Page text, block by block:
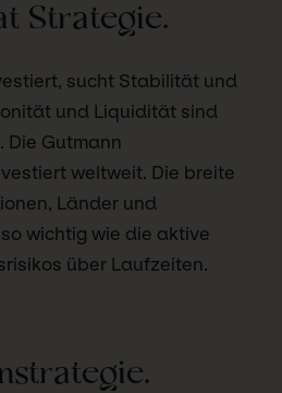
Strategie.
sucht Stabilität und
und Liquidität sind
Die Gutmann
weltweit. Die breite
Länder und
wichtig wie die aktive
über Laufzeiten.